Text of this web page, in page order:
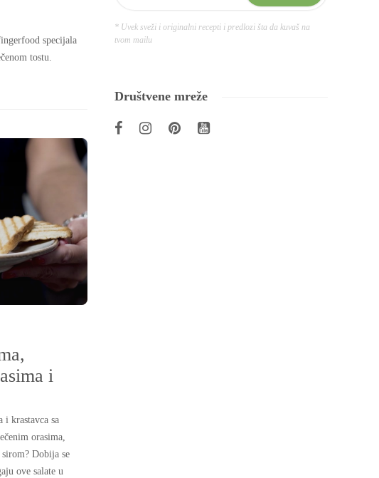
specijala
tostu.
i
i krastavca sa
orasima,
Dobija se
ove salate u
* Uvek sveži i originalni recepti i predlozi šta da kuvaš na
tvom mailu
Društvene mreže